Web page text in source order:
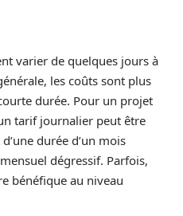
varier de quelques jours à
les coûts sont plus
durée. Pour un projet
tarif journalier peut être
durée d’un mois
dégressif. Parfois,
bénéfique au niveau